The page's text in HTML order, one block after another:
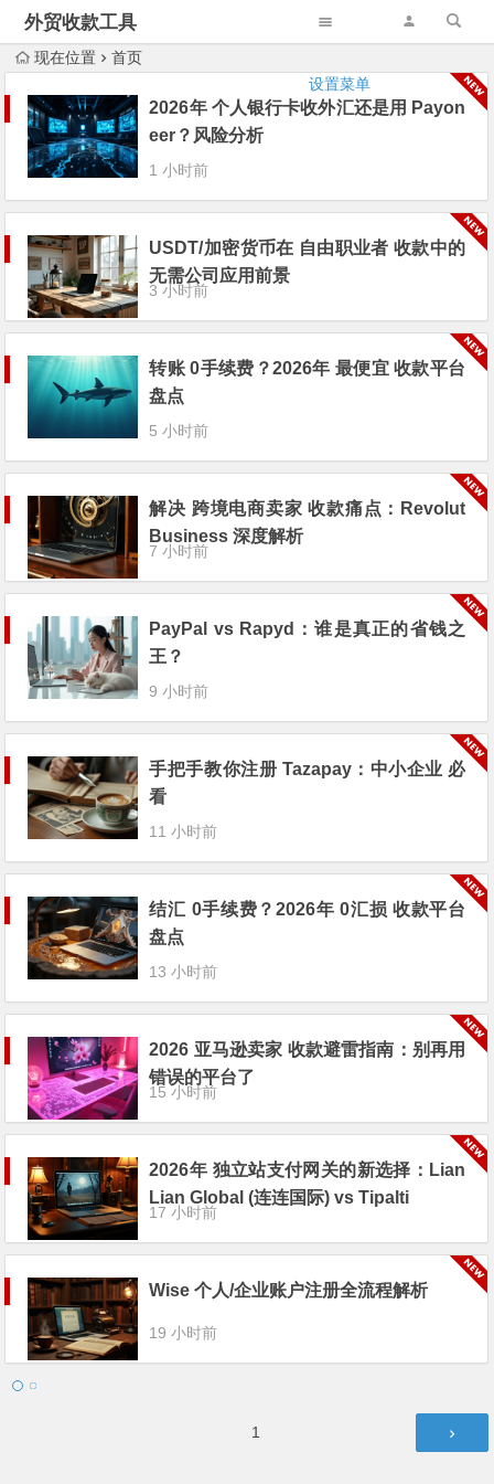
外贸收款工具
设置菜单
现在位置 首页
2026年 个人银行卡收外汇还是用 Payon
eer？风险分析
1 小时前
USDT/加密货币在 自由职业者 收款中的
无需公司应用前景
3 小时前
转账 0手续费？2026年 最便宜 收款平台
盘点
5 小时前
解决 跨境电商卖家 收款痛点：Revolut
Business 深度解析
7 小时前
PayPal vs Rapyd：谁是真正的省钱之
王？
9 小时前
手把手教你注册 Tazapay：中小企业 必
看
11 小时前
结汇 0手续费？2026年 0汇损 收款平台
盘点
13 小时前
2026 亚马逊卖家 收款避雷指南：别再用
错误的平台了
15 小时前
2026年 独立站支付网关的新选择：Lian
Lian Global (连连国际) vs Tipalti
17 小时前
Wise 个人/企业账户注册全流程解析
19 小时前
1